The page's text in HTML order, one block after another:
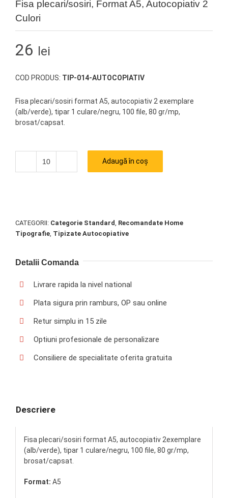
Fisa plecari/sosiri, Format A5, Autocopiativ 2
Culori
26 lei
COD PRODUS: TIP-014-AUTOCOPIATIV
Fisa plecari/sosiri format A5, autocopiativ 2 exemplare
(alb/verde), tipar 1 culare/negru, 100 file, 80 gr/mp,
brosat/capsat.
Cantitate
Adaugă în coș
CATEGORII: Categorie Standard, Recomandate Home
Tipografie, Tipizate Autocopiative
Detalii Comanda
Livrare rapida la nivel national
Plata sigura prin ramburs, OP sau online
Retur simplu in 15 zile
Optiuni profesionale de personalizare
Consiliere de specialitate oferita gratuita
Descriere
Fisa plecari/sosiri format A5, autocopiativ 2exemplare
(alb/verde), tipar 1 culare/negru, 100 file, 80 gr/mp,
brosat/capsat.
Format: A5